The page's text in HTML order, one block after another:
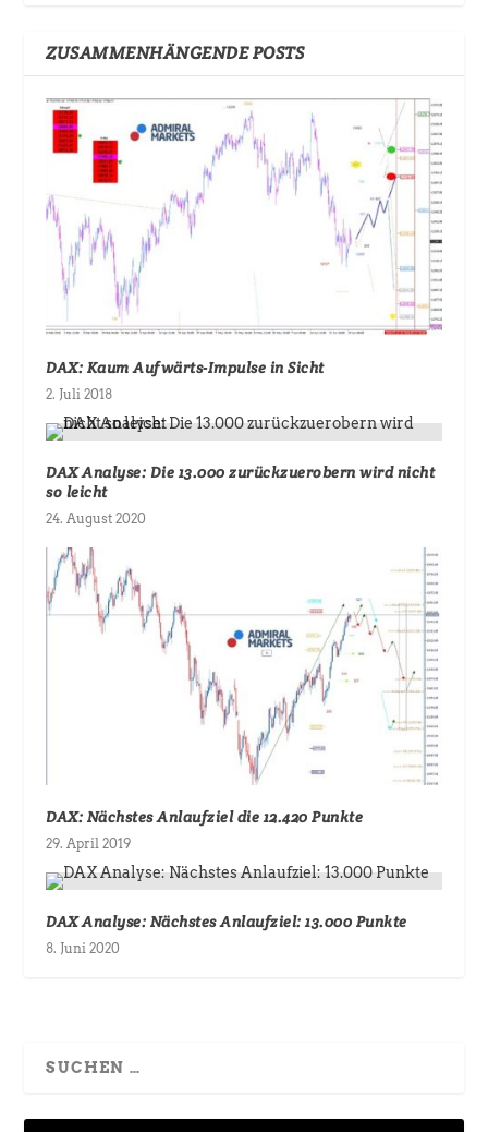
ZUSAMMENHÄNGENDE POSTS
DAX: Kaum Aufwärts-Impulse in Sicht
2. Juli 2018
DAX Analyse: Die 13.000 zurückzuerobern wird nicht
so leicht
24. August 2020
DAX: Nächstes Anlaufziel die 12.420 Punkte
29. April 2019
DAX Analyse: Nächstes Anlaufziel: 13.000 Punkte
8. Juni 2020